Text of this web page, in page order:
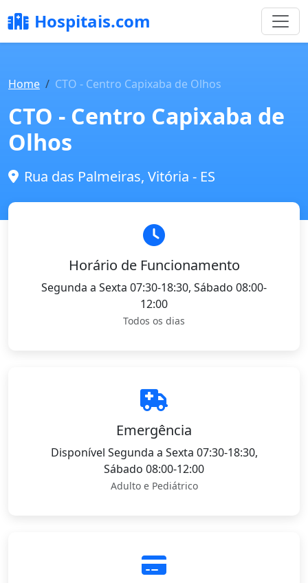
Hospitais.com
Home CTO - Centro Capixaba de Olhos
CTO - Centro Capixaba de
Olhos
Rua das Palmeiras, Vitória - ES
Horário de Funcionamento
Segunda a Sexta 07:30-18:30, Sábado 08:00-
12:00
Todos os dias
Emergência
Disponível Segunda a Sexta 07:30-18:30,
Sábado 08:00-12:00
Adulto e Pediátrico